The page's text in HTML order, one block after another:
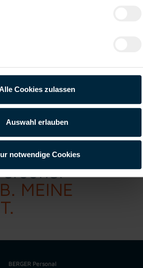
Cookies zulassen
Auswahl erlauben
notwendige Cookies
personenbezogenen Daten im
MEINE
BERGER Personal